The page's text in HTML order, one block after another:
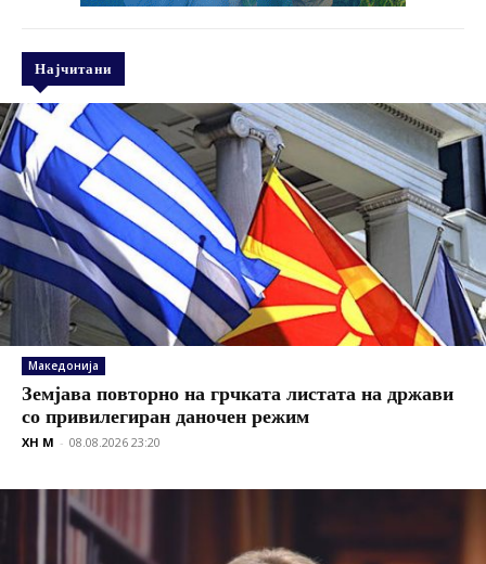
Најчитани
Македонија
Земјава повторно на грчката листата на држави
со привилегиран даночен режим
XH M - 08.08.2026 23:20